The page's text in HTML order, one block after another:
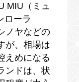
MIU（ミュ
ローラ
ノヤなどの
が、相場は
えめになる
ンドは、状